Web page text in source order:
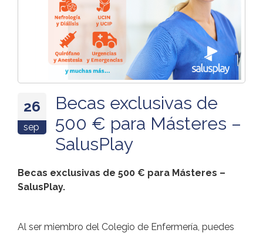
26
sep
Becas exclusivas de
500 € para Másteres –
SalusPlay
Becas exclusivas de 500 € para Másteres –
SalusPlay.
Al ser miembro del Colegio de Enfermería, puedes